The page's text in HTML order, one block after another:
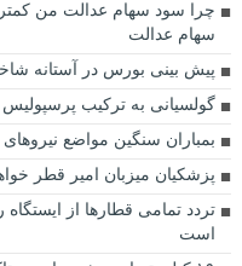
سهام عدالت
پیش بینی بورس در آستانه شاخص کل ۳
گولسیانی به ترکیب
بمباران سنگین مواضع
پزشکیان میزبان امیر قطر
تردد تمامی قطارها از
است